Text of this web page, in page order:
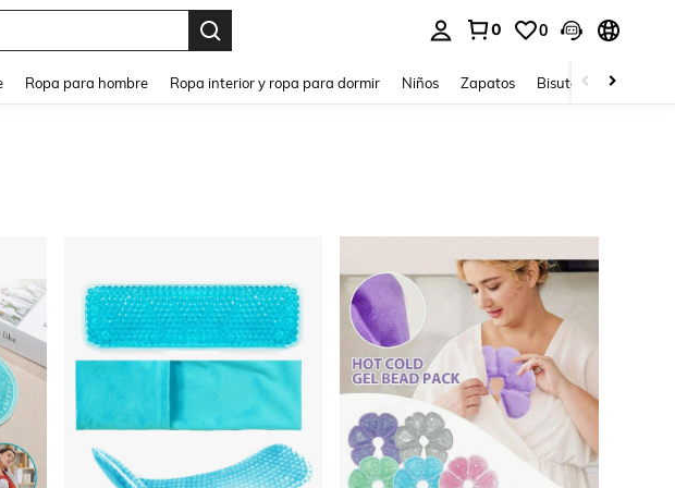
0 0
Ropa para hombre Ropa interior y ropa para dormir Niños Zapatos Bisutería Y